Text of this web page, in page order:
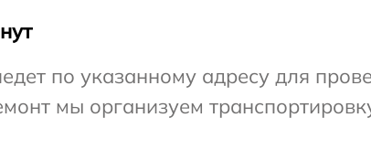
по указанному адресу для
мы организуем